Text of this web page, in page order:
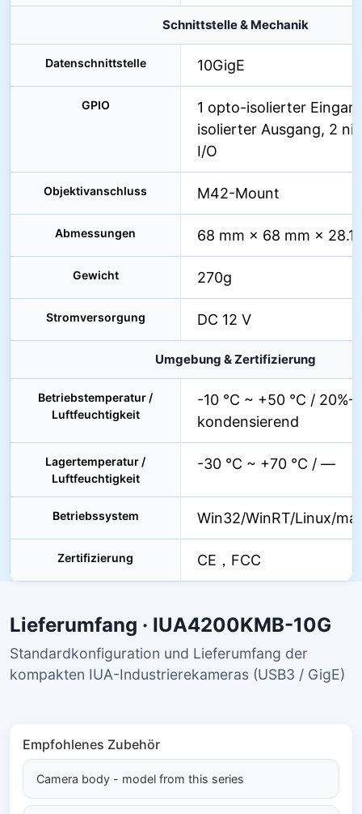
Schnittstelle & Mechanik
Datenschnittstelle 10GigE
GPIO
1 opto-isolierter
isolierter Ausgang, 2
I/O
Objektivanschluss M42-Mount
Abmessungen 68 mm × 68 mm × 28.1
Gewicht 270g
Stromversorgung DC 12 V
Umgebung & Zertifizierung
Betriebstemperatur /
Luftfeuchtigkeit
-10 °C ~ +50 °C /
kondensierend
Lagertemperatur /
Luftfeuchtigkeit
-30 °C ~ +70 °C / —
Betriebssystem Win32/WinRT/Linux/
Zertifizierung CE，FCC
Lieferumfang · IUA4200KMB-10G
Standardkonfiguration und Lieferumfang der
kompakten IUA-Industrierekameras (USB3 / GigE)
Empfohlenes Zubehör
Camera body - model from this series